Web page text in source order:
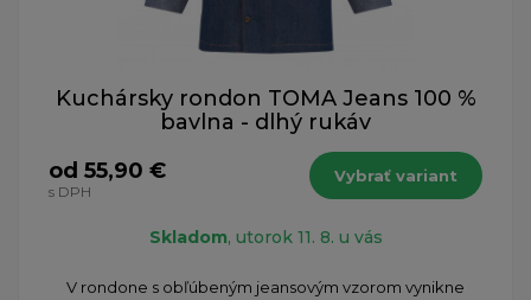
Kuchársky rondon TOMA Jeans 100 %
bavlna - dlhý rukáv
od 55,90 €
s DPH
Vybrať variant
Skladom, utorok 11. 8. u vás
​V rondone s obľúbeným jeansovým vzorom vynikne